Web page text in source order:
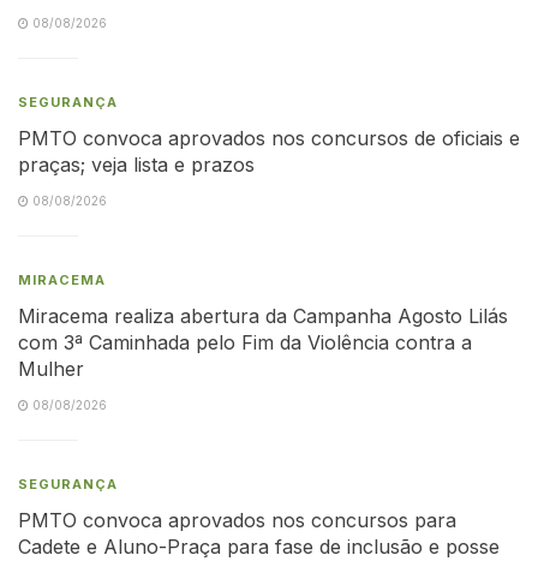
08/08/2026
SEGURANÇA
PMTO convoca aprovados nos concursos de oficiais e
praças; veja lista e prazos
08/08/2026
MIRACEMA
Miracema realiza abertura da Campanha Agosto Lilás
com 3ª Caminhada pelo Fim da Violência contra a
Mulher
08/08/2026
SEGURANÇA
PMTO convoca aprovados nos concursos para
Cadete e Aluno-Praça para fase de inclusão e posse